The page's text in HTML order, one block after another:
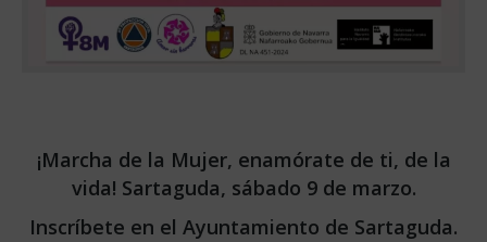
¡Marcha de la Mujer, enamórate de ti, de la
vida! Sartaguda, sábado 9 de marzo.
Inscríbete en el Ayuntamiento de Sartaguda.